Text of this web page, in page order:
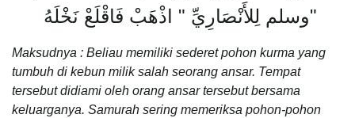
وسلم لِلأَنْصَارِيِّ ‏"‏ اذْهَبْ فَاقْلَعْ نَخْلَهُ ‏"
Maksudnya : Beliau memiliki sederet pohon kurma yang
tumbuh di kebun milik salah seorang ansar. Tempat
tersebut didiami oleh orang ansar tersebut bersama
keluarganya. Samurah sering memeriksa pohon-pohon